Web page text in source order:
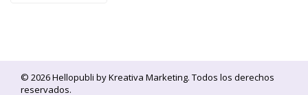
© 2026 Hellopubli byKreativa Marketing. Todos los derechos
reservados.